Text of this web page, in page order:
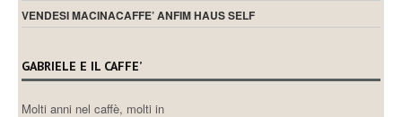
VENDESI MACINACAFFE’ ANFIM HAUS SELF
GABRIELE E IL CAFFE’
Molti anni nel caffè, molti in